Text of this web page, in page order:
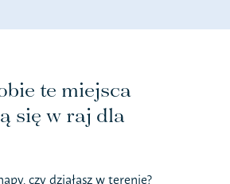
te miejsca
się w raj dla
czy działasz w terenie?